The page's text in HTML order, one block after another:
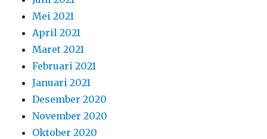
Mei 2021
April 2021
Maret 2021
Februari 2021
Januari 2021
Desember 2020
November 2020
Oktober 2020